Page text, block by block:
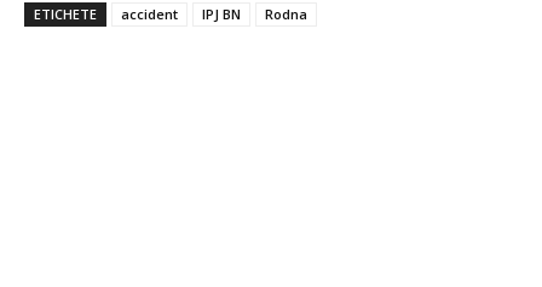
ETICHETE accident IPJ BN Rodna